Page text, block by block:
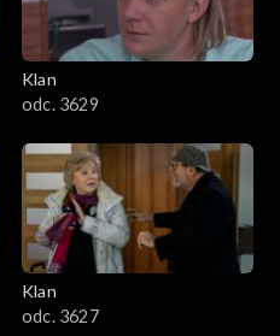
Klan
odc. 3629
Klan
odc. 3627